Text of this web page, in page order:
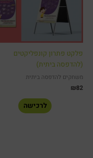
פלקט פתרון קונפליקטים
(להדפסה ביתית)
משחקים להדפסה ביתית
₪82
לרכישה